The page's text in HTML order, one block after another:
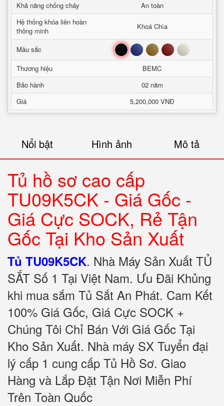
Khả năng chống cháy
An toàn
Hệ thống khóa liên hoàn
thông minh
Khoá Chìa
Mầu sắc Đen Xanh Nâu Đỏ Trắng
Thương hiệu
BEMC
Bảo hành
02 năm
Giá
5,200,000 VNĐ
Nổi bật Hình ảnh Mô tả
Tủ hồ sơ cao cấp
TU09K5CK - Giá Gốc -
Giá Cực SOCK, Rẻ Tận
Gốc Tại Kho Sản Xuất
Tủ TU09K5CK. Nhà Máy Sản Xuất TỦ
SẮT Số 1 Tại Việt Nam. Ưu Đãi Khủng
khi mua sắm Tủ Sắt An Phát. Cam Kết
100% Giá Gốc, Giá Cực SOCK +
Chúng Tôi Chỉ Bán Với Giá Gốc Tại
Kho Sản Xuất. Nhà máy SX Tuyển đại
lý cấp 1 cung cấp Tủ Hồ Sơ. Giao
Hàng và Lắp Đặt Tận Nơi Miễn Phí
Trên Toàn Quốc